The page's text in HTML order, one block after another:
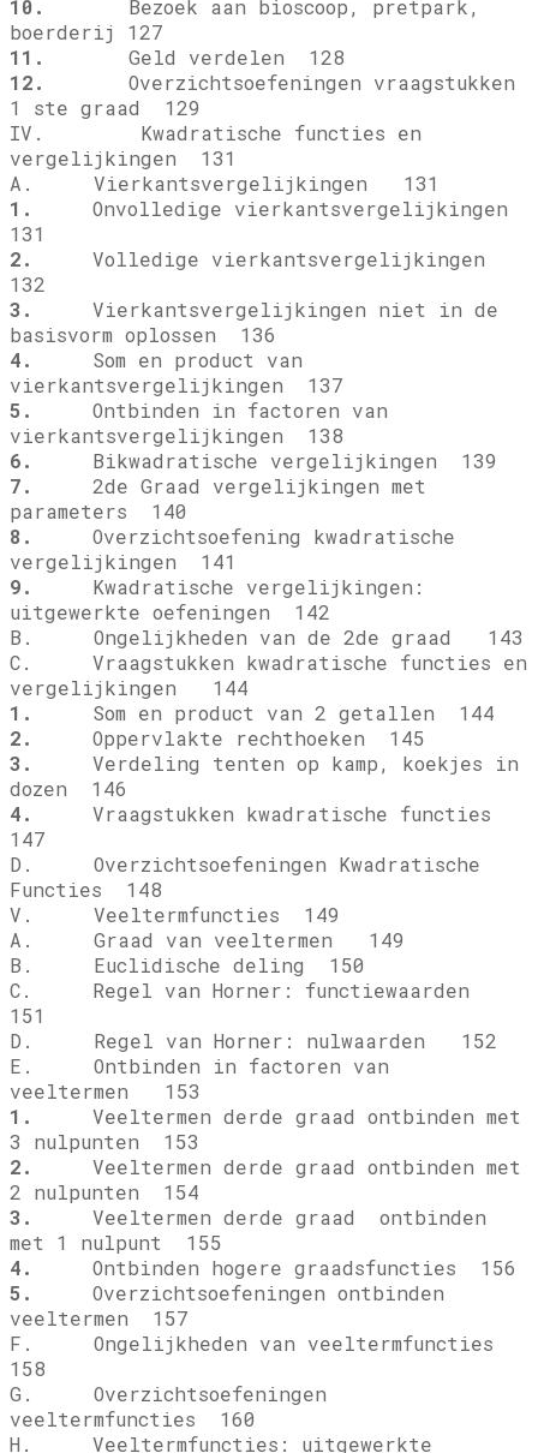
10.
Bezoek aan bioscoop, pretpark,
boerderij 127
11.
Geld verdelen 128
12.
Overzichtsoefeningen vraagstukken
1 ste graad 129
IV. Kwadratische functies en
vergelijkingen 131
A. Vierkantsvergelijkingen 131
1.
Onvolledige vierkantsvergelijkingen
131
2.
Volledige vierkantsvergelijkingen
132
3.
Vierkantsvergelijkingen niet in de
basisvorm oplossen 136
4.
Som en product van
vierkantsvergelijkingen 137
5.
Ontbinden in factoren van
vierkantsvergelijkingen 138
6.
Bikwadratische vergelijkingen 139
7.
2de Graad vergelijkingen met
parameters 140
8.
Overzichtsoefening kwadratische
vergelijkingen 141
9.
Kwadratische vergelijkingen:
uitgewerkte oefeningen 142
B. Ongelijkheden van de 2de graad 143
C. Vraagstukken kwadratische functies en
vergelijkingen 144
1.
Som en product van 2 getallen 144
2.
Oppervlakte rechthoeken 145
3.
Verdeling tenten op kamp, koekjes in
dozen 146
4.
Vraagstukken kwadratische functies
147
D. Overzichtsoefeningen Kwadratische
Functies 148
V. Veeltermfuncties 149
A. Graad van veeltermen 149
B. Euclidische deling 150
C. Regel van Horner: functiewaarden
151
D. Regel van Horner: nulwaarden 152
E. Ontbinden in factoren van
veeltermen 153
1.
Veeltermen derde graad ontbinden met
3 nulpunten 153
2.
Veeltermen derde graad ontbinden met
2 nulpunten 154
3.
Veeltermen derde graad ontbinden
met 1 nulpunt 155
4.
Ontbinden hogere graadsfuncties 156
5.
Overzichtsoefeningen ontbinden
veeltermen 157
F. Ongelijkheden van veeltermfuncties
158
G. Overzichtsoefeningen
veeltermfuncties 160
H. Veeltermfuncties: uitgewerkte